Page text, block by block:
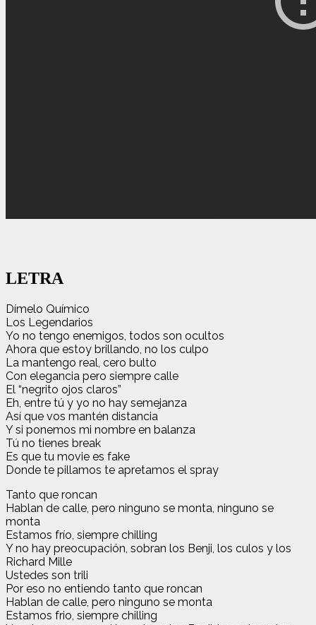
LETRA
Dímelo Químico
Los Legendarios
Yo no tengo enemigos, todos son ocultos
Ahora que estoy brillando, no los culpo
La mantengo real, cero bulto
Con elegancia pero siempre calle
El “negrito ojos claros”
Eh, entre tú y yo no hay semejanza
Así que vos mantén distancia
Y si ponemos mi nombre en balanza
Tú no tienes break
Es que tu movie es fake
Donde te pillamos te apretamos el spray
Tanto que roncan
Hablan de calle, pero ninguno se monta, ninguno se
monta
Estamos frío, siempre chilling
Y no hay preocupación, sobran los Benji, los culos y los
Richard Mille
Ustedes son trili
Por eso no entiendo tanto que roncan
Hablan de calle, pero ninguno se monta
Estamos frio, siempre chilling